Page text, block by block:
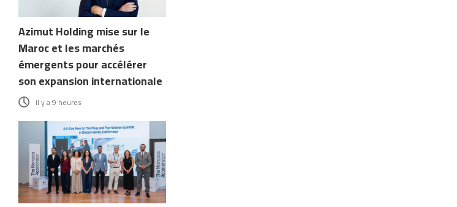
Azimut Holding mise sur le
Maroc et les marchés
émergents pour accélérer
son expansion internationale
il y a 9 heures